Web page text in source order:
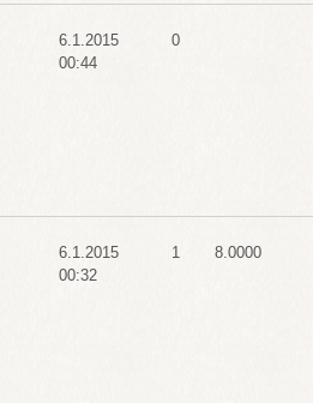
6.1.2015
00:44
0
6.1.2015
00:32
1 8.0000